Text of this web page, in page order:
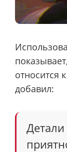
относится
добавил: